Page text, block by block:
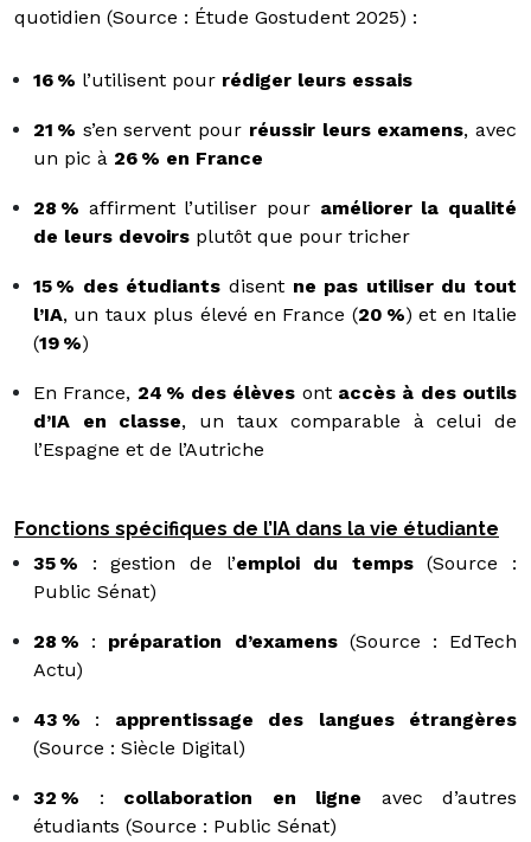
quotidien (Source : Étude Gostudent 2025) :
16 % l’utilisent pour rédiger leurs essais
21 % s’en servent pour réussir leurs examens, avec
un pic à 26 % en France
28 % affirment l’utiliser pour améliorer la qualité
de leurs devoirs plutôt que pour tricher
15 % des étudiants disent ne pas utiliser du tout
l’IA, un taux plus élevé en France (20 %) et en Italie
(19 %)
En France, 24 % des élèves ont accès à des outils
d’IA en classe, un taux comparable à celui de
l’Espagne et de l’Autriche
Fonctions spécifiques de l’IA dans la vie étudiante
35 % : gestion de l’emploi du temps(Source :
Public Sénat)
28 % : préparation d’examens(Source : EdTech
Actu)
43 % : apprentissage des langues étrangères
(Source : Siècle Digital)
32 % : collaboration en ligne avec d’autres
étudiants (Source : Public Sénat)